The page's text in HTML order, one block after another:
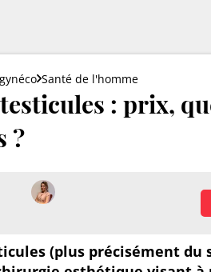
Santé de l'homme
: prix,
?
(plus précisément du